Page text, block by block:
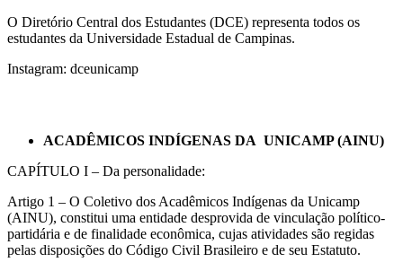
O Diretório Central dos Estudantes (DCE) representa todos os
estudantes da Universidade Estadual de Campinas.
Instagram: dceunicamp
ACADÊMICOS INDÍGENAS DA UNICAMP (AINU)
CAPÍTULO I – Da personalidade:
Artigo 1 – O Coletivo dos Acadêmicos Indígenas da Unicamp
(AINU), constitui uma entidade desprovida de vinculação político-
partidária e de finalidade econômica, cujas atividades são regidas
pelas disposições do Código Civil Brasileiro e de seu Estatuto.